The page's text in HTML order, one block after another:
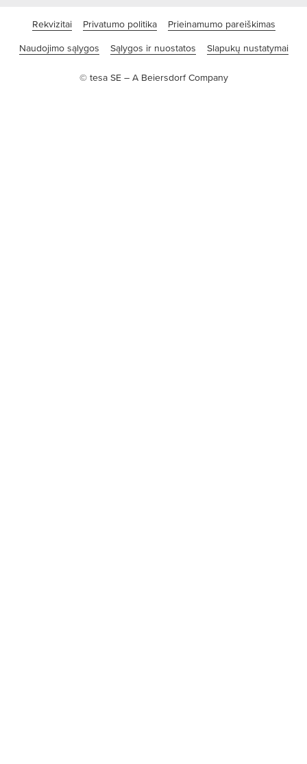
Rekvizitai Privatumo politika Prieinamumo pareiškimas
Naudojimo sąlygos Sąlygos ir nuostatos Slapukų nustatymai
© tesa SE – A Beiersdorf Company